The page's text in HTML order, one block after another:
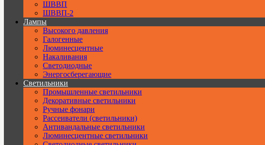
ШВВП
ШВВП-2
Лампы
Высокого давления
Галогенные
Люминесцентные
Накаливания
Светодиодные
Энергосберегающие
Светильники
Промышленные светильники
Декоративные светильники
Ручные фонари
Рассеиватели (светильники)
Антивандальные светильники
Люминесцентные светильники